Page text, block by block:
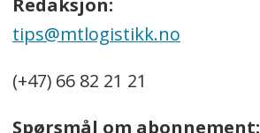
Redaksjon:
tips@mtlogistikk.no
(+47) 66 82 21 21
Spørsmål om abonnement: